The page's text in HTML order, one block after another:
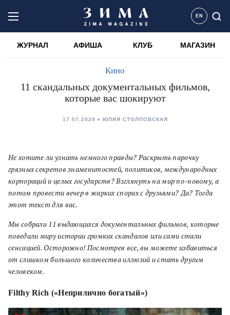
EN
ЖУРНАЛ АФИША КЛУБ МАГАЗИН
Кино
11 скандальных документальных фильмов,
которые вас шокируют
17.07.2020 ЮЛИЯ СТОЛПОВСКАЯ
Не хотите ли узнать немного правды? Раскрыть парочку
грязных секретов знаменитостей, политиков, международных
корпораций и целых государств? Взглянуть на мир по-новому, а
потом провести вечер в жарких спорах с друзьями? Да? Тогда
этот текст для вас.
Мы собрали 11 выдающихся документальных фильмов, которые
поведали миру истории громких скандалов или сами стали
сенсацией. Осторожно! Посмотрев все, вы можете избавиться
от слишком большого количества иллюзий и стать другим
человеком.
Filthy Rich («Неприлично богатый»)